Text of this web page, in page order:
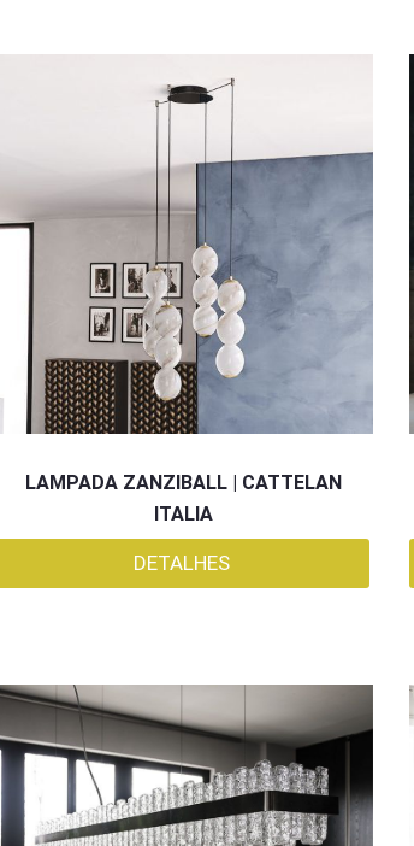
LAMPADA ZANZIBALL | CATTELAN
ITALIA
DETALHES